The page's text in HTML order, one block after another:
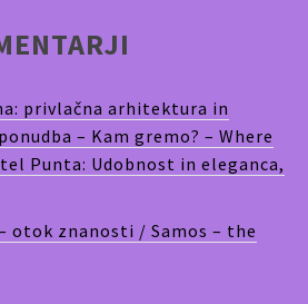
privlačna arhitektura in
– Kam gremo? – Where
Punta: Udobnost in eleganca,
otok znanosti / Samos – the